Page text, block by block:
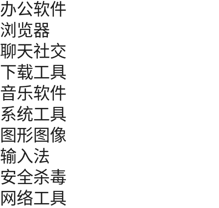
办公软件
浏览器
聊天社交
下载工具
音乐软件
系统工具
图形图像
输入法
安全杀毒
网络工具